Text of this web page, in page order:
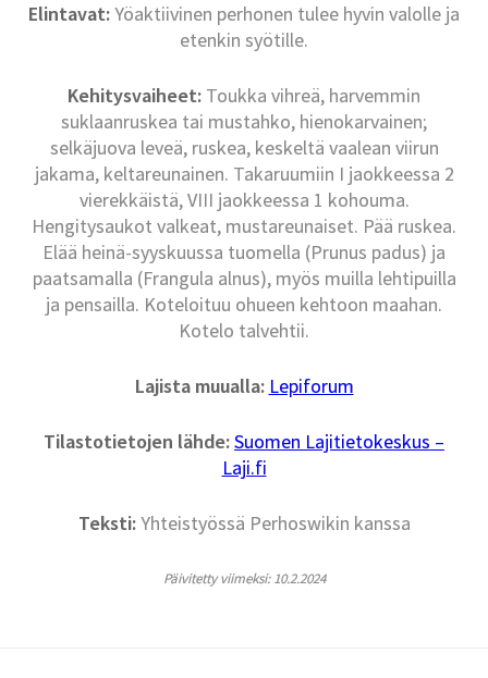
Elintavat:Yöaktiivinen perhonen tulee hyvin valolle ja
etenkin syötille.
Kehitysvaiheet: Toukka vihreä, harvemmin
suklaanruskea tai mustahko, hienokarvainen;
selkäjuova leveä, ruskea, keskeltä vaalean viirun
jakama, keltareunainen. Takaruumiin I jaokkeessa 2
vierekkäistä, VIII jaokkeessa 1 kohouma.
Hengitysaukot valkeat, mustareunaiset. Pää ruskea.
Elää heinä-syyskuussa tuomella (Prunus padus) ja
paatsamalla (Frangula alnus), myös muilla lehtipuilla
ja pensailla. Koteloituu ohueen kehtoon maahan.
Kotelo talvehtii.
Lajista muualla: Lepiforum
Tilastotietojen lähde:Suomen Lajitietokeskus –
Laji.fi
Teksti:Yhteistyössä Perhoswikin kanssa
Päivitetty viimeksi: 10.2.2024